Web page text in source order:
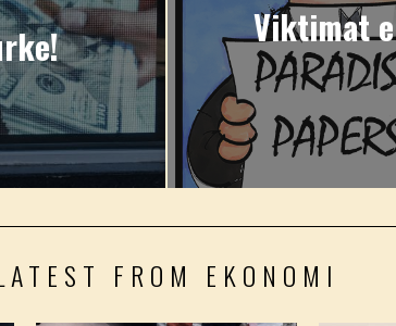
Viktimat
FROM EKONOMI